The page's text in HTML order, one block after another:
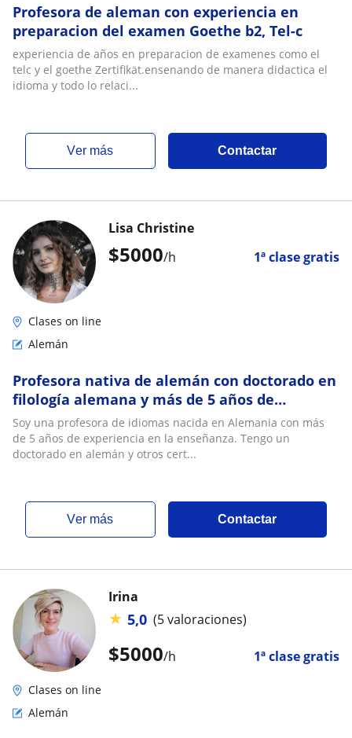
Profesora de aleman con experiencia en
preparacion del examen Goethe b2, Tel-c
experiencia de años en preparacion de examenes como el
telc y el goethe Zertifikät.ensenando de manera didactica el
idioma y todo lo relaci...
ver más Contactar
$5000/h 1ª clase gratis
Lisa Christine
Clases on line
Alemán
Profesora nativa de alemán con doctorado en
filología alemana y más de 5 años de
experiencia
Soy una profesora de idiomas nacida en Alemania con más
de 5 años de experiencia en la enseñanza. Tengo un
doctorado en alemán y otros cert...
ver más Contactar
$5000/h 1ª clase gratis
Irina
★ 5,0 (5 valoraciones)
Clases on line
Alemán